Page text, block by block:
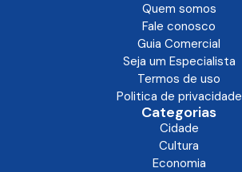
Quem somos
Fale conosco
Guia Comercial
Seja um Especialista
Termos de uso
Politica de privacidade
Categorias
Cidade
Cultura
Economia